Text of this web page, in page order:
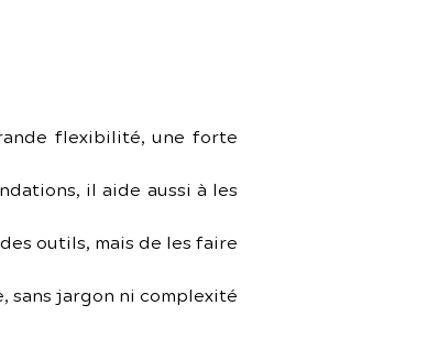
flexibilité, une forte
il aide aussi à les
outils, mais de les faire
sans jargon ni complexité